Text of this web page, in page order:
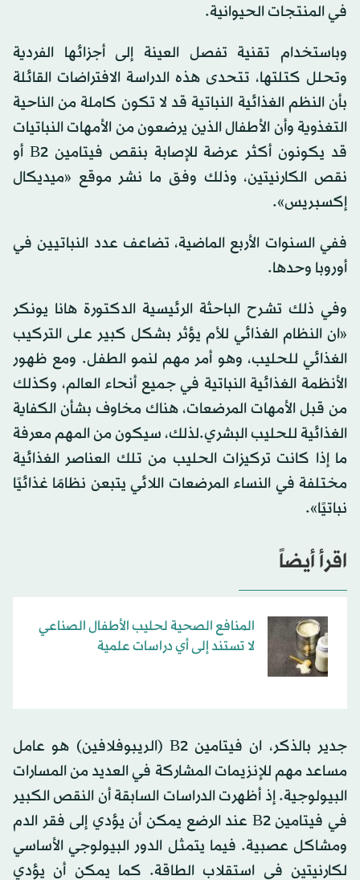
في المنتجات الحيوانية.
وباستخدام تقنية تفصل العينة إلى أجزائها الفردية
وتحلل كتلتها، تتحدى هذه الدراسة الافتراضات القائلة
بأن النظم الغذائية النباتية قد لا تكون كاملة من الناحية
التغذوية وأن الأطفال الذين يرضعون من الأمهات النباتيات
قد يكونون أكثر عرضة للإصابة بنقص فيتامين B2 أو
نقص الكارنيتين، وذلك وفق ما نشر موقع «ميديكال
إكسبريس».
ففي السنوات الأربع الماضية، تضاعف عدد النباتيين في
أوروبا وحدها.
وفي ذلك تشرح الباحثة الرئيسية الدكتورة هانا يونكر
«ان النظام الغذائي للأم يؤثر بشكل كبير على التركيب
الغذائي للحليب، وهو أمر مهم لنمو الطفل. ومع ظهور
الأنظمة الغذائية النباتية في جميع أنحاء العالم، وكذلك
من قبل الأمهات المرضعات، هناك مخاوف بشأن الكفاية
الغذائية للحليب البشري.لذلك، سيكون من المهم معرفة
ما إذا كانت تركيزات الحليب من تلك العناصر الغذائية
مختلفة في النساء المرضعات اللائي يتبعن نظامًا غذائيًا
نباتيًا».
اقرأ أيضاً
المنافع الصحية لحليب الأطفال الصناعي
لا تستند إلى أي دراسات علمية
جدير بالذكر، ان فيتامين B2 (الريبوفلافين) هو عامل
مساعد مهم للإنزيمات المشاركة في العديد من المسارات
البيولوجية. إذ أظهرت الدراسات السابقة أن النقص الكبير
في فيتامين B2 عند الرضع يمكن أن يؤدي إلى فقر الدم
ومشاكل عصبية. فيما يتمثل الدور البيولوجي الأساسي
لكارنيتين في استقلاب الطاقة. كما يمكن أن يؤدي